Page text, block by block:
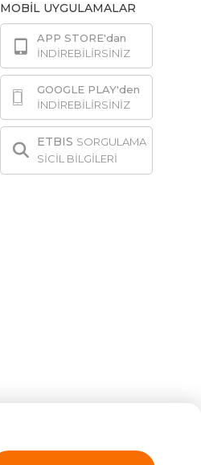
MOBİL UYGULAMALAR
APP STORE'dan
İNDİREBİLİRSİNİZ
GOOGLE PLAY'den
İNDİREBİLİRSİNİZ
ETBIS SORGULAMA
SİCİL BİLGİLERİ